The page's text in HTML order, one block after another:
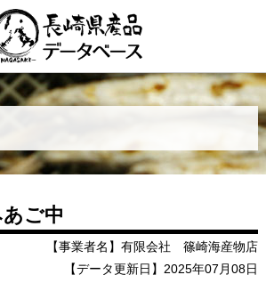
ご中
【事業者名】有限会社 篠崎海産物店
【データ更新日】2025年07月08日